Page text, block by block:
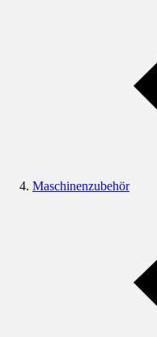
Maschinenzubehör